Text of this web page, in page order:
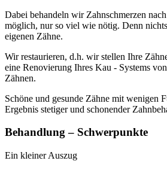
Dabei behandeln wir Zahnschmerzen
möglich, nur so viel wie nötig. Denn
eigenen Zähne.
Wir restaurieren, d.h. wir stellen Ihre
eine Renovierung Ihres Kau - Systems
Zähnen.
Schöne und gesunde Zähne mit wenigen
Ergebnis stetiger und schonender
Behandlung – Schwerpunkte
Ein kleiner Auszug